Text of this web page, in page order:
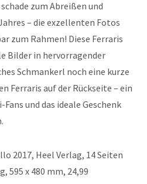
zum Abreißen und
– die exzellenten Fotos
zum Rahmen! Diese Ferraris
Bilder in hervorragender
Schmankerl noch eine kurze
Ferraris auf der Rückseite – ein
und das ideale Geschenk
2017, Heel Verlag, 14 Seiten
595 x 480 mm, 24,99